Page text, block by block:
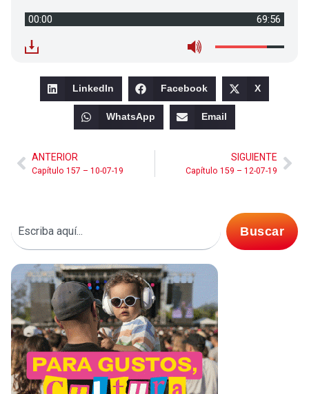
00:00 69:56
LinkedIn Facebook X
WhatsApp Email
ANTERIOR
Capítulo 157 – 10-07-19
SIGUIENTE
Capítulo 159 – 12-07-19
Buscar